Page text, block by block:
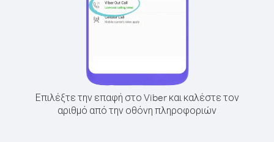
Επιλέξτε την επαφή στο Viber και καλέστε τον
αριθμό από την οθόνη πληροφοριών